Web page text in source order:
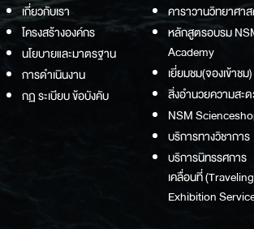
เกี่ยวกับเรา
โครงสร้างองค์กร
นโยบายและมาตรฐาน
การดำเนินงาน
กฏ ระเบียบ ข้อบังคับ
คาราวานวิทยาศา
หลักสูตรอบรม
Academy
เยี่ยมชม(จองเข้าชม)
สิ่งอำนวยความสะ
NSM
บริการทางวิชาการ
บริการนิทรรศการ
เคลื่อนที่ (Traveling
Exhibition